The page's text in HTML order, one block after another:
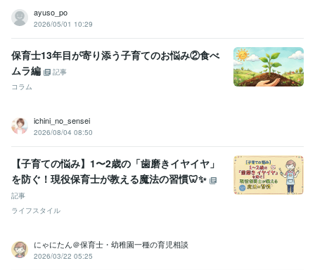
ayuso_po
2026/05/01 10:29
保育士13年目が寄り添う子育てのお悩み②食べ
ムラ編
記事
コラム
ichini_no_sensei
2026/08/04 08:50
【子育ての悩み】1〜2歳の「歯磨きイヤイヤ」
を防ぐ！現役保育士が教える魔法の習慣🦷✨
記事
ライフスタイル
にゃにたん＠保育士・幼稚園一種の育児相談
2026/03/22 05:25